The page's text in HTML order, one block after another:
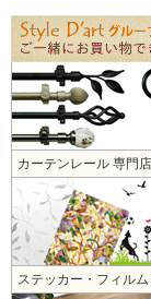
カーテンレール 専門店
ステッカー・フィル